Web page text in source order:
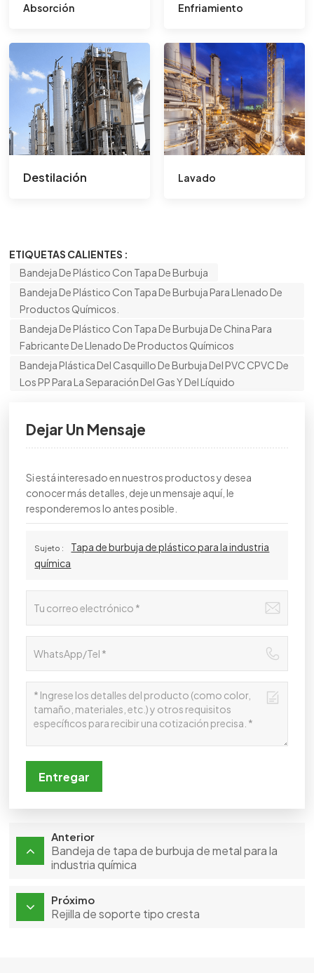
Absorción Enfriamiento
Destilación Lavado
ETIQUETAS CALIENTES :
Bandeja De Plástico Con Tapa De Burbuja
Bandeja De Plástico Con Tapa De Burbuja Para Llenado De
Productos Químicos.
Bandeja De Plástico Con Tapa De Burbuja De China Para
Fabricante De Llenado De Productos Químicos
Bandeja Plástica Del Casquillo De Burbuja Del PVC CPVC De
Los PP Para La Separación Del Gas Y Del Líquido
Dejar Un Mensaje
Si está interesado en nuestros productos y desea
conocer más detalles, deje un mensaje aquí, le
responderemos lo antes posible.
Sujeto :
Tapa de burbuja de plástico para la industria
química
Entregar
Anterior
Bandeja de tapa de burbuja de metal para la
industria química
Próximo
Rejilla de soporte tipo cresta